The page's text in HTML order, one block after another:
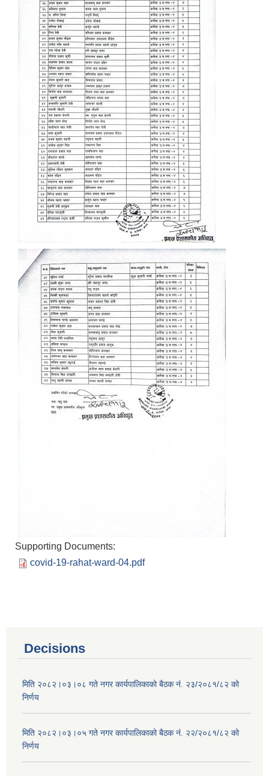
Supporting Documents:
covid-19-rahat-ward-04.pdf
Decisions
मिति २०८२।०३।०८ गते नगर कार्यपालिकाको बैठक नं. २३/२०८१/८२ को
निर्णय
मिति २०८२।०३।०५ गते नगर कार्यपालिकाको बैठक नं. २२/२०८१/८२ को
निर्णय